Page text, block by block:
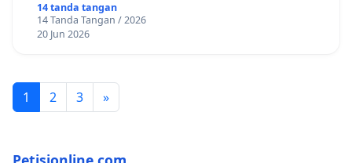
14 tanda tangan
14 Tanda Tangan / 2026
20 Jun 2026
1 2 3 »